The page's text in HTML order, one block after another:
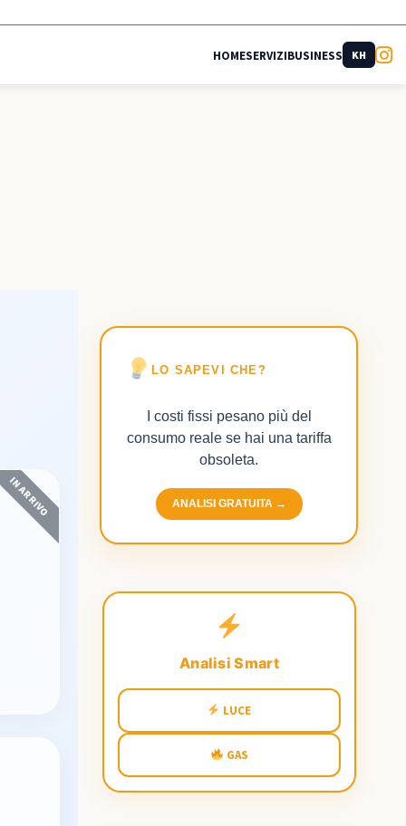
HOMESERVIZIBUSINESS KH
IN ARRIVO
LO SAPEVI CHE?
I costi fissi pesano più del
consumo reale se hai una tariffa
obsoleta.
ANALISI GRATUITA →
Analisi Smart
LUCE
GAS